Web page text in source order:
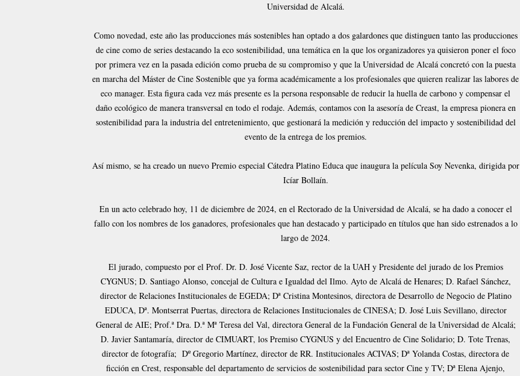
Universidad de Alcalá.
Como novedad, este año las producciones más sostenibles​ han optado a dos galardones que distinguen tanto las producciones
de cine como de series destacando la eco sostenibilidad, una temática en la que los organizadores ya quisieron poner el foco
por primera vez en la pasada edición como prueba de su compromiso y que la Universidad de Alcalá concretó con la puesta
en marcha del Máster de Cine Sostenible que ya forma académicamente a los profesionales que quieren realizar las labores de
eco manager. Esta figura cada vez más presente es la persona responsable de reducir la huella de carbono y compensar el
daño ecológico de manera transversal en todo el rodaje. Además, contamos con la asesoría de Creast, la empresa pionera en
sostenibilidad para la industria del entretenimiento, que gestionará la medición y reducción del impacto y sostenibilidad del
evento de la entrega de los premios.
Así mismo, se ha creado un nuevo Premio especial Cátedra Platino Educa que inaugura la película Soy Nevenka, dirigida por
Icíar Bollaín.
En un acto celebrado hoy, 11 de diciembre de 2024, en el Rectorado de la Universidad de Alcalá, se ha dado a conocer el
fallo con los nombres de los ganadores, profesionales que han destacado y participado en títulos que han sido estrenados a lo
largo de 2024.
El jurado, compuesto por el Prof. Dr. D. José Vicente Saz, rector de la UAH y Presidente del jurado de los Premios
CYGNUS; D. Santiago Alonso, concejal de Cultura e Igualdad del Ilmo. Ayto de Alcalá de Henares; D. Rafael Sánchez,
director de Relaciones Institucionales de EGEDA; Dª Cristina Montesinos, directora de Desarrollo de Negocio de Platino
EDUCA, Dª. Montserrat Puertas, directora de Relaciones Institucionales de CINESA; D. José Luis Sevillano, director
General de AIE; Prof.ª Dra. D.ª Mª Teresa del Val, directora General de la Fundación General de la Universidad de Alcalá;
D. Javier Santamaría, director de CIMUART, los Premiso CYGNUS y del Encuentro de Cine Solidario; D. Tote Trenas,
director de fotografía; Dº Gregorio Martínez, director de RR. Institucionales ACIVAS; Dª Yolanda Costas, directora de
ficción en Crest, responsable del departamento de servicios de sostenibilidad para sector Cine y TV; Dª Elena Ajenjo,